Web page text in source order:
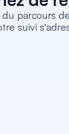
parcours
suivi